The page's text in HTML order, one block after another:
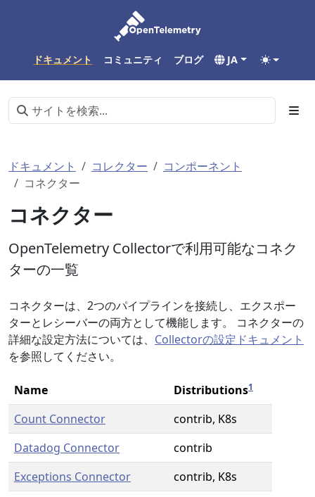
ドキュメント コミュニティ ブログ JA
ドキュメント コレクター
コンポーネント
コネクター
コネクター
OpenTelemetry Collectorで利用可能なコネク
ターの一覧
コネクターは、2つのパイプラインを接続し、エクスポー
ターとレシーバーの両方として機能します。 コネクターの
詳細な設定方法については、 Collectorの設定ドキュメント
を参照してください。
Name Distributions1
Count Connector
contrib, K8s
Datadog Connector
contrib
Exceptions Connector
contrib, K8s